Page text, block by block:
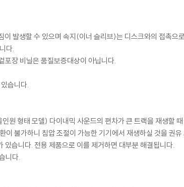
발생할 수 있으며 속지(이너 슬리브)는 디스크와의 접촉으
다.
포장 비닐은 품질보증대상이 아닙니다.
습니다.
원 형태 모델) 다이내믹 사운드의 편차가 큰 트랙을 재생할
불가하니 침압 조절이 가능한 기기에서 재생하실 것을 권유
습니다. 전용 제품으로 이를 제거하면 대부분 해결됩니다.
니다.